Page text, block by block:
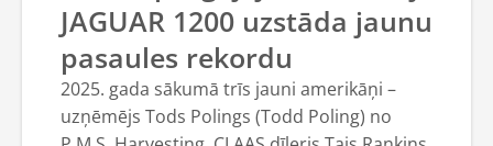
JAGUAR 1200 uzstāda jaunu
pasaules rekordu
2025. gada sākumā trīs jauni amerikāņi –
uzņēmējs Tods Polings (Todd Poling) no